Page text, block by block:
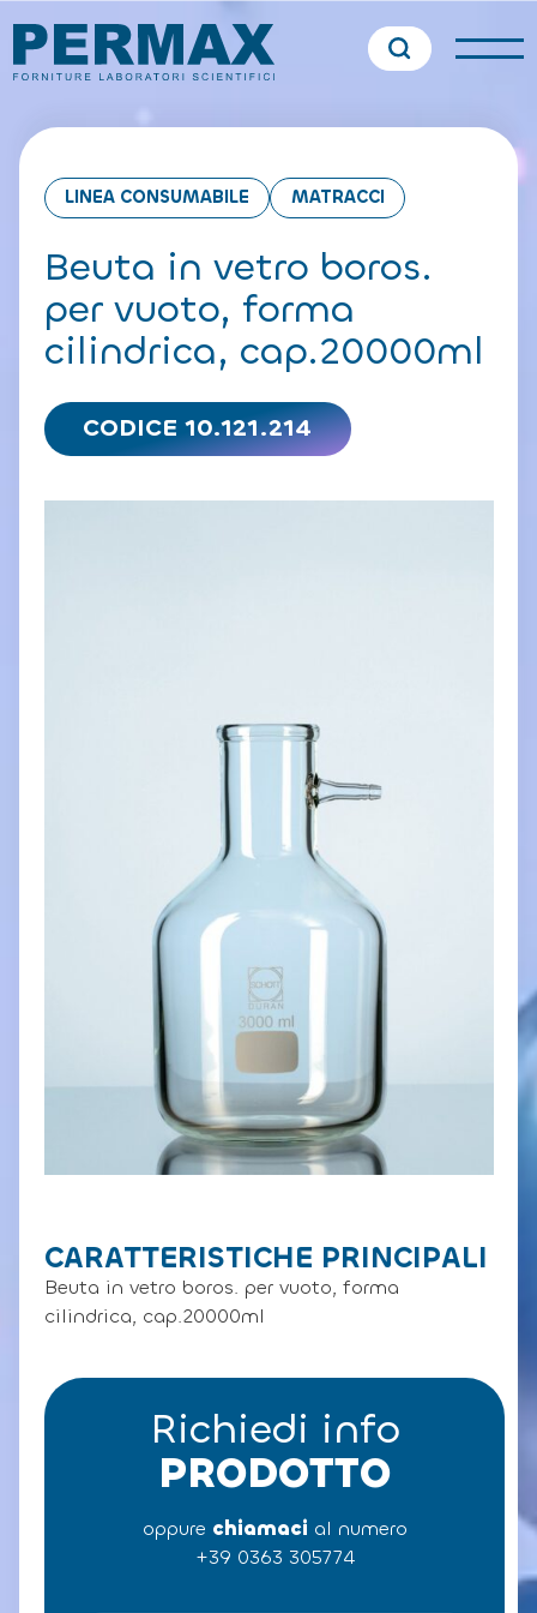
LINEA CONSUMABILE MATRACCI
Beuta in vetro boros.
per vuoto, forma
cilindrica, cap.20000ml
CODICE 10.121.214
CARATTERISTICHE PRINCIPALI
Beuta in vetro boros. per vuoto, forma
cilindrica, cap.20000ml
Richiedi info
PRODOTTO
oppure chiamaci al numero
+39 0363 305774